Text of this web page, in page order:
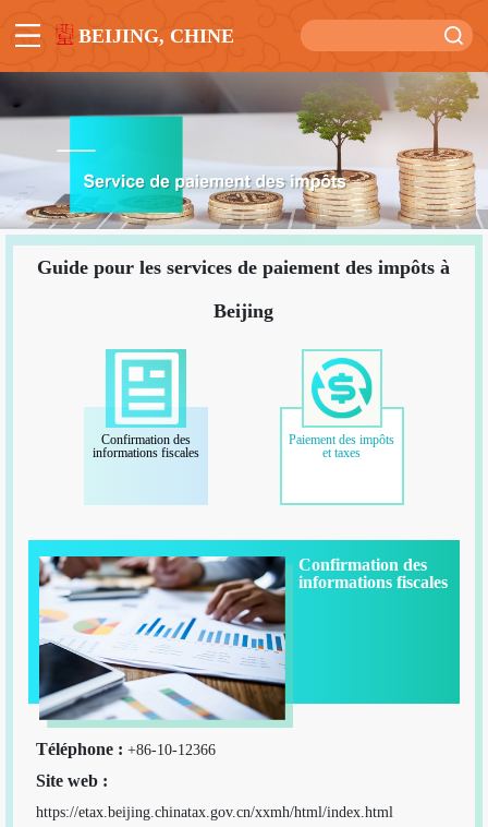
BEIJING, CHINE
Guide pour les services de paiement des impôts à
Beijing
Confirmation des
informations fiscales
Paiement des impôts
et taxes
Confirmation des
informations fiscales
Téléphone : +86-10-12366
Site web :
https://etax.beijing.chinatax.gov.cn/xxmh/html/index.html